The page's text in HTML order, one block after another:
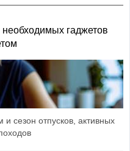
гаджетов
и сезон отпусков, активных